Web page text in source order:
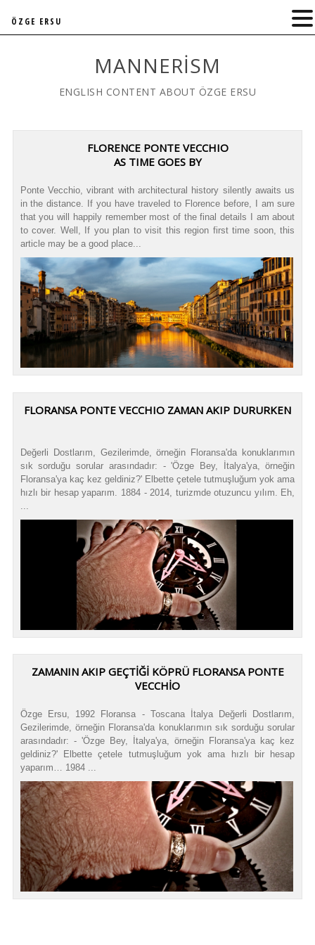
MANNERISM
ENGLISH CONTENT ABOUT ÖZGE ERSU
FLORENCE PONTE VECCHIO
AS TIME GOES BY
Ponte Vecchio, vibrant with architectural history silently awaits us
in the distance. If you have traveled to Florence before, I am sure
that you will happily remember most of the final details I am about
to cover. Well, If you plan to visit this region first time soon, this
article may be a good place...
FLORANSA PONTE VECCHIO ZAMAN AKIP DURURKEN
Değerli Dostlarım, Gezilerimde, örneğin Floransa'da konuklarımın
sık sorduğu sorular arasındadır: - 'Özge Bey, İtalya'ya, örneğin
Floransa'ya kaç kez geldiniz?' Elbette çetele tutmuşluğum yok ama
hızlı bir hesap yaparım. 1884 - 2014, turizmde otuzuncu yılım. Eh,
ZAMANIN AKIP GEÇTIĞI KÖPRÜ FLORANSA PONTE
VECCHIO
Özge Ersu, 1992 Floransa - Toscana İtalya Değerli Dostlarım,
Gezilerimde, örneğin Floransa'da konuklarımın sık sorduğu sorular
arasındadır: - 'Özge Bey, İtalya'ya, örneğin Floransa'ya kaç kez
geldiniz?' Elbette çetele tutmuşluğum yok ama hızlı bir hesap
yaparım… 1984 ...
ÖZGE ERSU